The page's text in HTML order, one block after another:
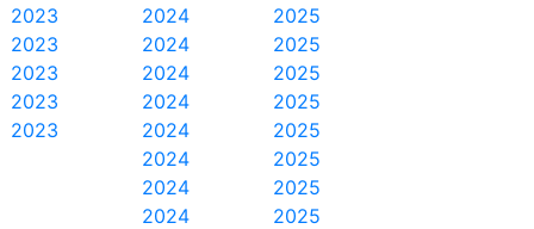
2025
2025
2025
2025
2025
2025
2025
2025
2024
2024
2024
2024
2024
2024
2024
2024
2023
2023
2023
2023
2023